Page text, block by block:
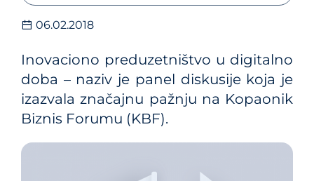
06.02.2018
Inovaciono preduzetništvo u digitalno
doba – naziv je panel diskusije koja je
izazvala značajnu pažnju na Kopaonik
Biznis Forumu (KBF).